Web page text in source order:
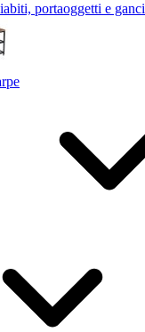
portaoggetti e ganci